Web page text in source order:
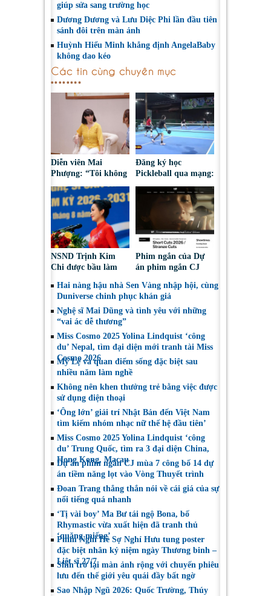
giúp sửa sang trường học
Dương Dương và Lưu Diệc Phi lần đầu tiên
sánh đôi trên màn ảnh
Huỳnh Hiểu Minh khẳng định AngelaBaby
không dao kéo
Các tin cùng chuyên mục
Diễn viên Mai
Phượng: “Tôi không
bao giờ hối hận về
những gì mình đã
chọn”
Đăng ký học
Pickleball qua mạng:
Nguy cơ bị chiếm
đoạt tài sản
NSND Trịnh Kim
Chi được bầu làm
Nghệ sĩ Sân khấu
Việt Nam
Phim ngắn của Dự
án phim ngắn CJ
tại LHP quốc tế
Toronto 2026
Hai nàng hậu nhà Sen Vàng nhập hội, cùng
Duniverse chinh phục khán giả
Nghệ sĩ Mai Dũng và tình yêu với những
“vai ác dễ thương”
Miss Cosmo 2025 Yolina Lindquist ‘công
du’ Nepal, tìm đại diện mới tranh tài Miss
Cosmo 2026
Mỹ Lệ và quan điểm sống đặc biệt sau
nhiều năm làm nghề
Không nên khen thưởng trẻ bằng việc được
sử dụng điện thoại
‘Ông lớn’ giải trí Nhật Bản đến Việt Nam
tìm kiếm nhóm nhạc nữ thế hệ đầu tiên’
Miss Cosmo 2025 Yolina Lindquist ‘công
du’ Trung Quốc, tìm ra 3 đại diện China,
Hong Kong, Macau
Dự án phim ngắn CJ mùa 7 công bố 14 dự
án tiềm năng lọt vào Vòng Thuyết trình
Đoan Trang thẳng thắn nói về cái giá của sự
nổi tiếng quá nhanh
‘Tị vài boy’ Ma Bư tái ngộ Bona, bố
Rhymastic vừa xuất hiện đã tranh thủ
‘quăng miếng’
Phim Nghỉ Hè Sợ Nghỉ Hưu tung poster
đặc biệt nhân kỷ niệm ngày Thương binh –
Liệt sĩ 27/7
Shin trở lại màn ảnh rộng với chuyến phiêu
lưu đến thế giới yêu quái đầy bất ngờ
Sao Nhập Ngũ 2026: Quốc Trường, Thúy